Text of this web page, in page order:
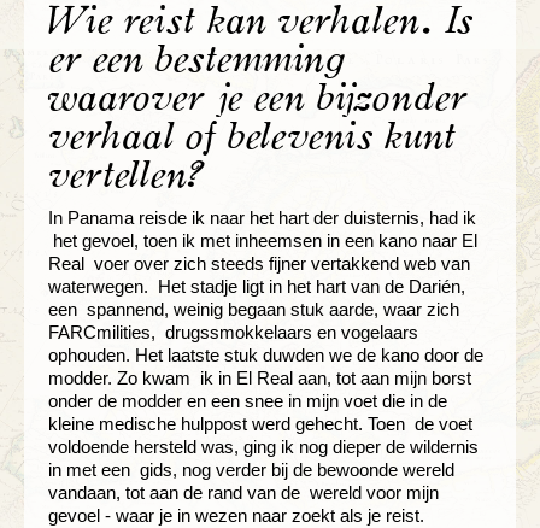
Wie reist kan verhalen. Is
er een bestemming
waarover je een bijzonder
verhaal of belevenis kunt
vertellen?
In Panama reisde ik naar het hart der duisternis, had ik
het gevoel, toen ik met inheemsen in een kano naar El
Real voer over zich steeds fijner vertakkend web van
waterwegen. Het stadje ligt in het hart van de Darién,
een spannend, weinig begaan stuk aarde, waar zich
FARCmilities, drugssmokkelaars en vogelaars
ophouden. Het laatste stuk duwden we de kano door de
modder. Zo kwam ik in El Real aan, tot aan mijn borst
onder de modder en een snee in mijn voet die in de
kleine medische hulppost werd gehecht. Toen de voet
voldoende hersteld was, ging ik nog dieper de wildernis
in met een gids, nog verder bij de bewoonde wereld
vandaan, tot aan de rand van de wereld voor mijn
gevoel - waar je in wezen naar zoekt als je reist.